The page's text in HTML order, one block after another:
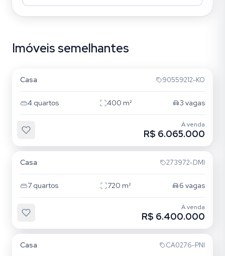
Imóveis semelhantes
Rio Branco
Casa 90559212-KO
4 quartos 400 m² 3 vagas
À venda
R$ 6.065.000
Casa 273972-DMI
7 quartos 720 m² 6 vagas
À venda
R$ 6.400.000
Casa CA0276-PNI